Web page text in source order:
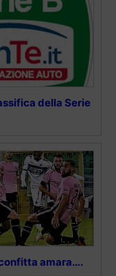
della Serie
amara….